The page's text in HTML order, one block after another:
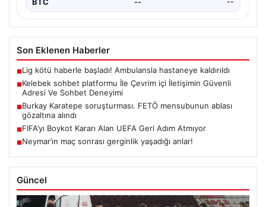
Son Eklenen Haberler
■Lig kötü haberle başladı! Ambulansla hastaneye kaldırıldı
■Kelebek sohbet platformu İle Çevrim içi İletişimin Güvenli
Adresi Ve Sohbet Deneyimi
■Burkay Karatepe soruşturması. FETÖ mensubunun ablası
gözaltına alındı
■FIFA’yı Boykot Kararı Alan UEFA Geri Adım Atmıyor
■Neymar’ın maç sonrası gerginlik yaşadığı anlar!
Güncel